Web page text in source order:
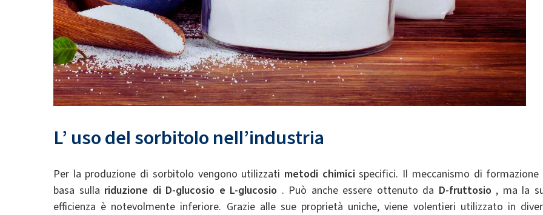
L’ usodel sorbitolo nell’industria
Per la produzione di sorbitolo vengono utilizzati metodi chimicispecifici. Il meccanismo di formazione
basa sulla riduzione di D-glucosio e L-glucosio . Può anche essere ottenuto da D-fruttosio , ma la
efficienza è notevolmente inferiore. Grazie alle sue proprietà uniche, viene volentieri utilizzato in